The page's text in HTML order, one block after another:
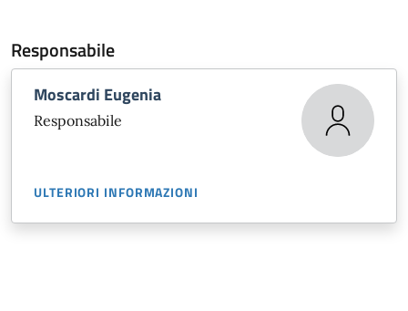
Responsabile
Moscardi Eugenia
Responsabile
ULTERIORI INFORMAZIONI